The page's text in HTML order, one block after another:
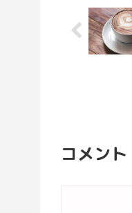
コメント